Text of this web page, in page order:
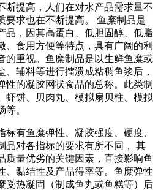
提高，人们在对水产品需求量不
要求也在不断提高。 鱼糜制品是
品，因其高蛋白、低胆固醇、低脂
、食用方便等特点，具有广阔的利
的重视。鱼糜制品是以生鲜鱼糜或
辅料等进行擂溃成粘稠鱼浆后，
性的凝胶网状食品的总称。此类制
虾饼、贝肉丸、模拟扇贝柱、模拟
。
有鱼糜弹性、凝胶强度、硬度、
品对各指标的要求有所不同， 其
质量优劣的关键因素，直接影响鱼
、黏结性及产品得率等。鱼糜弹性
受热凝固（制成鱼丸或鱼糕等）后